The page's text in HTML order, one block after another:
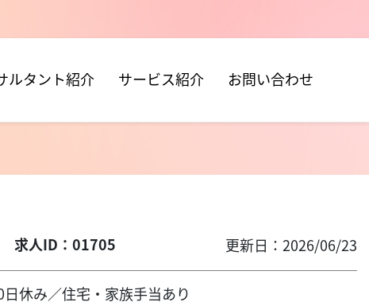
ルタント紹介 サービス紹介 お問い合わせ
求人ID：01705 更新日：2026/06/23
休み／住宅・家族手当あり